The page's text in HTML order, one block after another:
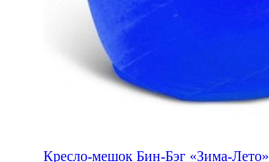
Кресло-мешок Бин-Бэг «Зима-Лето»